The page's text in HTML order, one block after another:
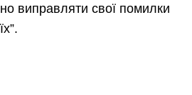
виправляти свої помилки